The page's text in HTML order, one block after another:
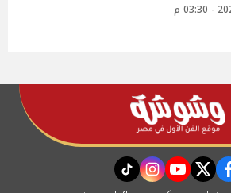
facebook
twitter
youtube
instagram
tiktok